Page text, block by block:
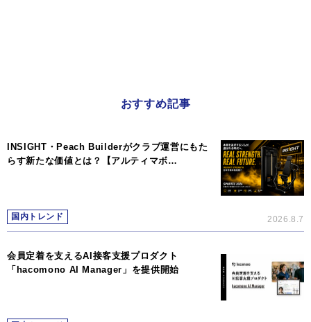
おすすめ記事
INSIGHT・Peach Builderがクラブ運営にもた
らす新たな価値とは？【アルティマボ…
国内トレンド 2026.8.7
会員定着を支えるAI接客支援プロダクト
「hacomono AI Manager」を提供開始